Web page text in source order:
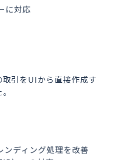
に対応
引をUIから直接作成す
ディング処理を改善